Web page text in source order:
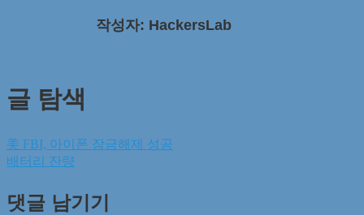
작성자: HackersLab
글 탐색
美 FBI, 아이폰 잠금해제 성공
배터리 잔량
댓글 남기기